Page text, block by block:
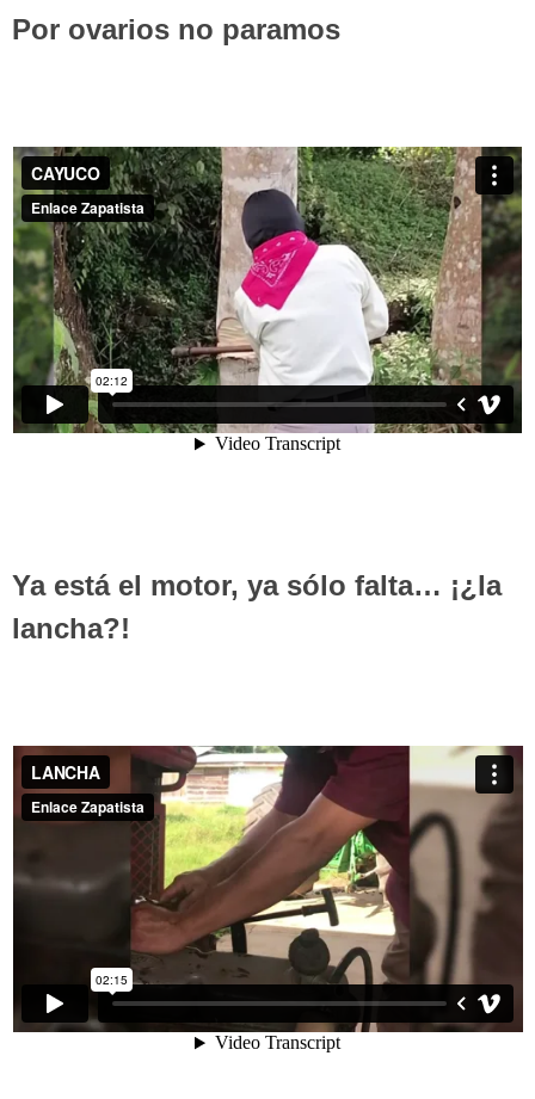
Por ovarios no paramos
Ya está el motor, ya sólo falta… ¡¿la
lancha?!